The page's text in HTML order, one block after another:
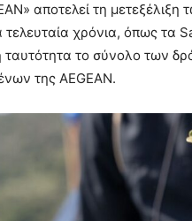
αποτελεί τη
τελευταία χρόνια, όπως τα
ταυτότητα το σύνολο των
της AEGEAN.